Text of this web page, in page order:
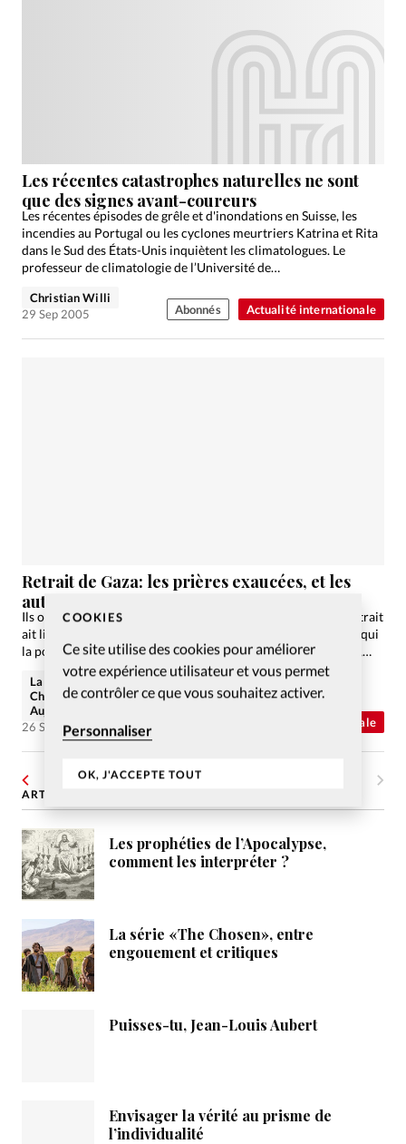
COOKIES
Ce site utilise des cookies pour améliorer
votre expérience utilisateur et vous permet
de contrôler ce que vous souhaitez activer.
Personnaliser
OK, J'ACCEPTE TOUT
Actualité internationale
Les récentes catastrophes naturelles ne sont
que des signes avant-coureurs
Les récentes épisodes de grêle et d'inondations en Suisse, les
incendies au Portugal ou les cyclones meurtriers Katrina et Rita
dans le Sud des États-Unis inquiètent les climatologues. Le
professeur de climatologie de l’Université de…
Christian Willi
29 Sep 2005
Abonnés
Actualité internationale
Retrait de Gaza: les prières exaucées, et les
autres
Ils ont prié pour que les colons puissent rester. Puis que le retrait
ait lieu dans l'ordre. Les croyants messianiques d'Israël, pour qui
la possession de la terre et un enjeu biblique, se sont engagés,…
La rédaction de
Christianisme
Aujourd'hui
26 Sep 2005
… 123
ARTICLES LES PLUS LUS
Les prophéties de l’Apocalypse,
comment les interpréter ?
La série «The Chosen», entre
engouement et critiques
Puisses-tu, Jean-Louis Aubert
Envisager la vérité au prisme de
l’individualité